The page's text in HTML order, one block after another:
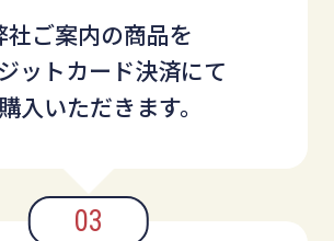
社ご案内の商品を
ットカード決済にて
入いただきます。